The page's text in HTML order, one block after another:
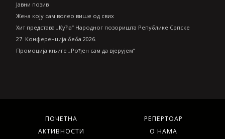
Jавни позив
Жена коју сам волео више од свих
Хит представа „Кућа“ Народног позоришта Републике Српске
27. Конференција беба 2026.
Промоција књиге „Рођен сам да вјерујем“
ПОЧЕТНА
РЕПЕРТОАР
АКТИВНОСТИ
О НАМА